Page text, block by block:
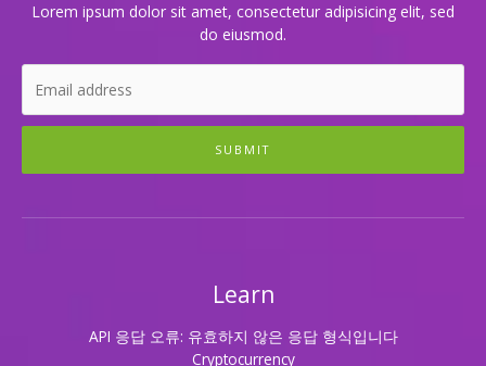
Lorem ipsum dolor sit amet, consectetur adipisicing elit, sed
do eiusmod.
SUBMIT
Learn
API 응답 오류: 유효하지 않은 응답 형식입니다
Cryptocurrency